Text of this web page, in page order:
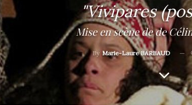
"Vivipares
Mise en scène de de
By Marie-Laure BARBAUD